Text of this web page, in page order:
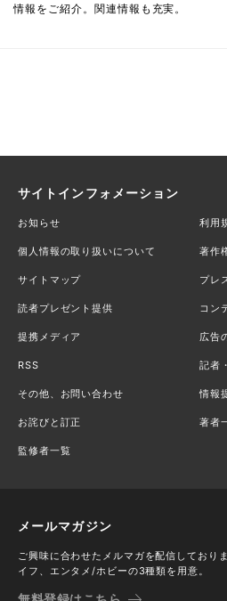
情報をご紹介。関連情報も充実。
サイトインフォメーション
お知らせ 利用
個人情報の取り扱いについて 著作
サイトマップ プレ
読者プレゼント提供 コン
提携メディア 広告
RSS 記者
その他、お問い合わせ 情報
お詫びと訂正 著者
監修者一覧
メールマガジン
ご興味に合わせたメルマガを配信しており
イフ、エンタメ/ホビーの3種類を用意。